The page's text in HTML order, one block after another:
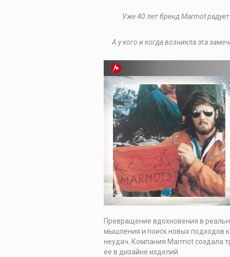
Уже 40 лет бренд Marmot
А у кого и когда возникла эта
Превращение вдохновения в
мышления и поиск новых подходов
неудач. Компания Marmot создала
ее в дизайне изделий.